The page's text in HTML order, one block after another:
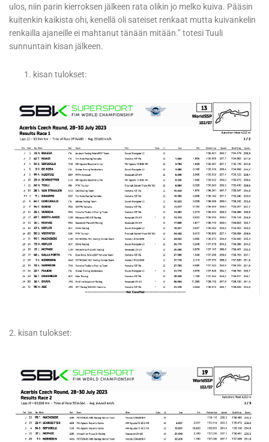
ulos, niin parin kierroksen jälkeen rata olikin jo melko kuiva. Pääsin
kuitenkin kaikista ohi, kenellä oli sateiset renkaat mutta kuivankelin
renkailla ajaneille ei mahtanut tänään mitään.” totesi Tuuli
sunnuntain kisan jälkeen.
kisan tulokset:
2. kisan tulokset: